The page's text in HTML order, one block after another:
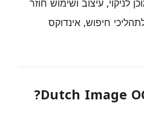
חיפוש, אינדוקס